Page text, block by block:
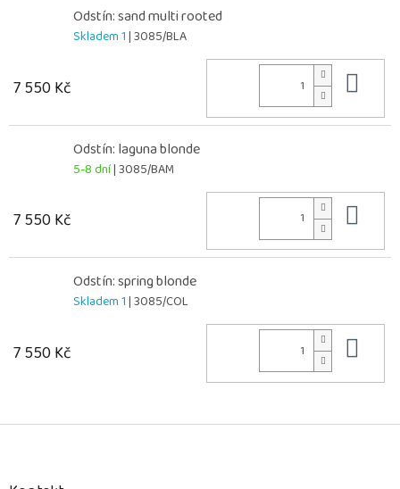
Odstín: sand multi rooted
Skladem 1| 3085/BLA
7 550 Kč
Odstín: laguna blonde
5-8 dní| 3085/BAM
7 550 Kč
Odstín: spring blonde
Skladem 1| 3085/COL
7 550 Kč
Z